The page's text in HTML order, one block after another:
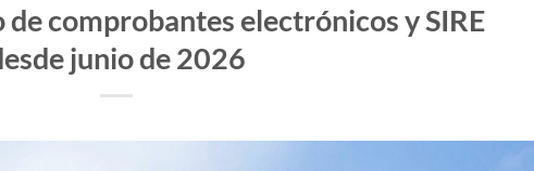
de comprobantes electrónicos y SIRE
junio de 2026